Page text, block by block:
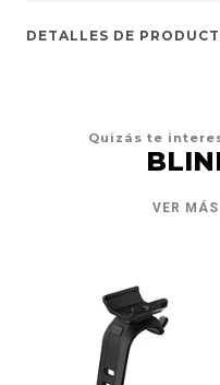
DETALLES DE
Quizás te
VER